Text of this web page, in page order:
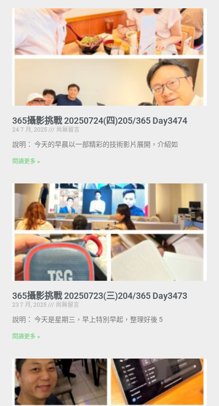
365攝影挑戰 20250724(四)205/365 Day3474
24 7 月, 2025
尚無留言
說明： 今天的早晨以一部精彩的技術影片展開，介紹如
閱讀更多 »
365攝影挑戰 20250723(三)204/365 Day3473
23 7 月, 2025
尚無留言
說明： 今天是星期三，早上特別早起，整理好後 5
閱讀更多 »